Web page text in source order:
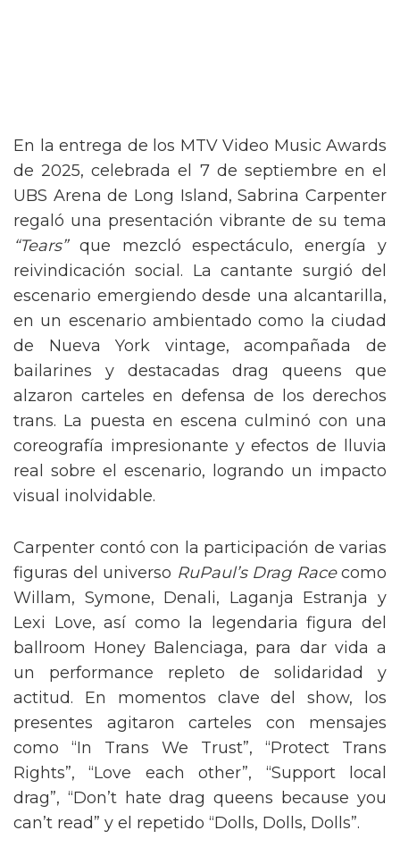
En la entrega de los MTV Video Music Awards
de 2025, celebrada el 7 de septiembre en el
UBS Arena de Long Island, Sabrina Carpenter
regaló una presentación vibrante de su tema
“Tears”que mezcló espectáculo, energía y
reivindicación social. La cantante surgió del
escenario emergiendo desde una alcantarilla,
en un escenario ambientado como la ciudad
de Nueva York vintage, acompañada de
bailarines y destacadas drag queens que
alzaron carteles en defensa de los derechos
trans. La puesta en escena culminó con una
coreografía impresionante y efectos de lluvia
real sobre el escenario, logrando un impacto
visual inolvidable.
Carpenter contó con la participación de varias
figuras del universo RuPaul’s Drag Racecomo
Willam, Symone, Denali, Laganja Estranja y
Lexi Love, así como la legendaria figura del
ballroom Honey Balenciaga, para dar vida a
un performance repleto de solidaridad y
actitud. En momentos clave del show, los
presentes agitaron carteles con mensajes
como “In Trans We Trust”, “Protect Trans
Rights”, “Love each other”, “Support local
drag”, “Don’t hate drag queens because you
can’t read” y el repetido “Dolls, Dolls, Dolls”.